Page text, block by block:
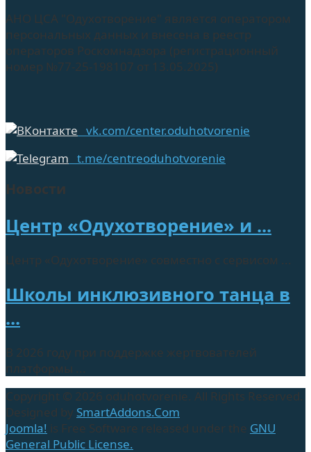
АНО ЦСА "Одухотворение" является оператором
персональных данных и внесена в реестр
операторов Роскомнадзора (регистрационный
номер №77-25-198107 от 13.05.2025)
vk.com/center.oduhotvorenie
t.me/centreoduhotvorenie
Новости
Центр «Одухотворение» и ...
Центр «Одухотворение» совместно с сервисом ...
Школы инклюзивного танца в
...
В 2026 году при поддержке жертвователей
платформы ...
Copyright © 2026 oduhotvorenie. All Rights Reserved.
Designed by SmartAddons.Com
Joomla! is Free Software released under the GNU
General Public License.